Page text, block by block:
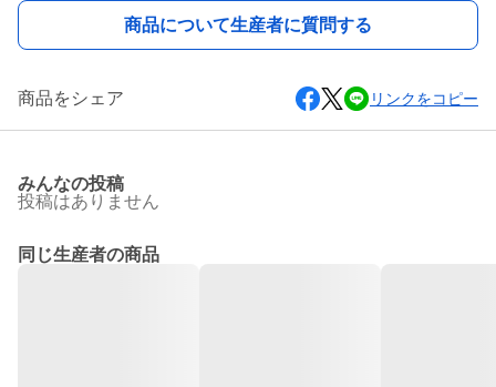
商品について生産者に質問する
商品をシェア リンクをコピー
みんなの投稿
投稿はありません
同じ生産者の商品